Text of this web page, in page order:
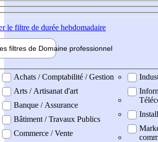
le filtre de durée hebdomadaire
filtres de Domaine professionnel
professionel
Achats / Comptabilité / Gestion
Arts / Artisanat d'art
Banque / Assurance
Bâtiment / Travaux Publics
Commerce / Vente